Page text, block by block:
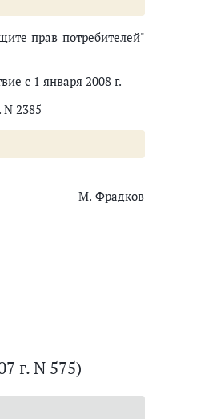
прав потребителей"
с 1 января 2008 г.
N 2385
М. Фрадков
г. N 575)